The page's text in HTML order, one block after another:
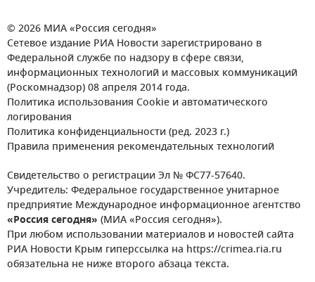
© 2026 МИА «Россия сегодня»
Сетевое издание РИА Новости зарегистрировано в
Федеральной службе по надзору в сфере связи,
информационных технологий и массовых коммуникаций
(Роскомнадзор) 08 апреля 2014 года.
Политика использования Cookie и автоматического
логирования
Политика конфиденциальности (ред. 2023 г.)
Правила применения рекомендательных технологий
Свидетельство о регистрации Эл № ФС77-57640.
Учредитель: Федеральное государственное унитарное
предприятие Международное информационное агентство
«Россия сегодня» (МИА «Россия сегодня»).
При любом использовании материалов и новостей сайта
РИА Новости Крым гиперссылка на https://crimea.ria.ru
обязательна не ниже второго абзаца текста.